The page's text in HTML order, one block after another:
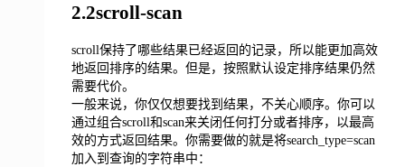
2.2scroll-scan
scroll保持了哪些结果已经返回的记录，所以能更加高效
地返回排序的结果。但是，按照默认设定排序结果仍然
需要代价。
一般来说，你仅仅想要找到结果，不关心顺序。你可以
通过组合scroll和scan来关闭任何打分或者排序，以最高
效的方式返回结果。你需要做的就是将search_type=scan
加入到查询的字符串中：